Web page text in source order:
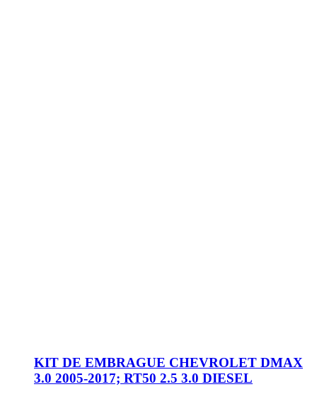
KIT DE EMBRAGUE CHEVROLET DMAX
3.0 2005-2017; RT50 2.5 3.0 DIESEL